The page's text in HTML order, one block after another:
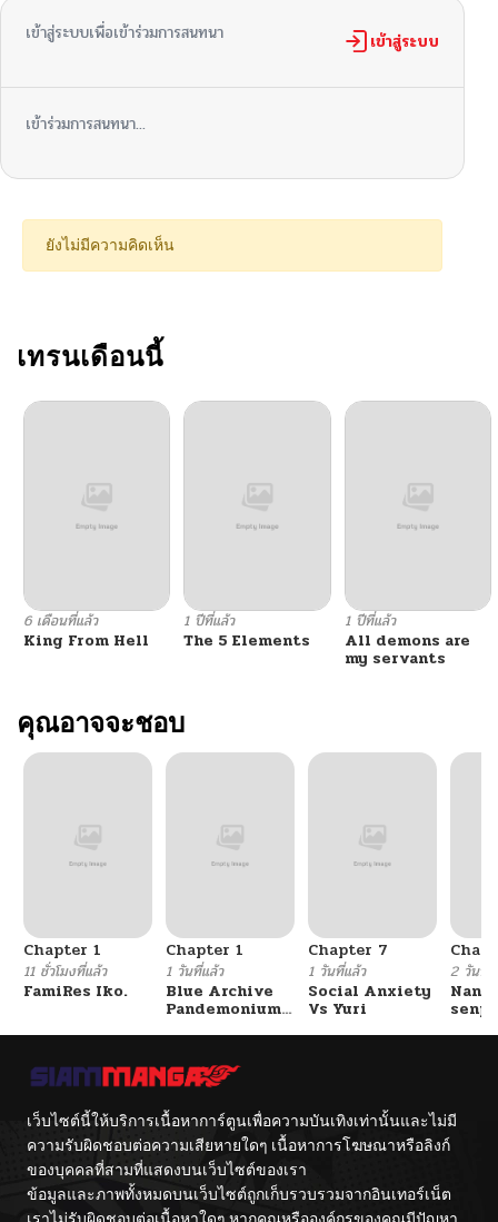
เข้าสู่ระบบเพื่อเข้าร่วมการสนทนา เข้าสู่ระบบ
เข้าร่วมการสนทนา...
ยังไม่มีความคิดเห็น
เทรนเดือนนี้
6 เดือนที่แล้ว
King From Hell
1 ปีที่แล้ว
The 5 Elements
1 ปีที่แล้ว
All demons are
my servants
คุณอาจจะชอบ
Chapter 1
11 ชั่วโมงที่แล้ว
FamiRes Iko.
Chapter 1
1 วันที่แล้ว
Blue Archive
Pandemonium
Chapter 7
1 วันที่แล้ว
Social Anxiety
Vs Yuri
2 วันที่แ
เว็บไซต์นี้ให้บริการเนื้อหาการ์ตูนเพื่อความบันเทิงเท่านั้นและไม่มี
ความรับผิดชอบต่อความเสียหายใดๆ เนื้อหาการโฆษณาหรือลิงก์
ของบุคคลที่สามที่แสดงบนเว็บไซต์ของเรา
ข้อมูลและภาพทั้งหมดบนเว็บไซต์ถูกเก็บรวบรวมจากอินเทอร์เน็ต